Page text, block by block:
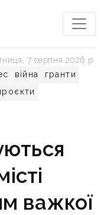
війна
гранти
7 серпня 2026 р.
важкої